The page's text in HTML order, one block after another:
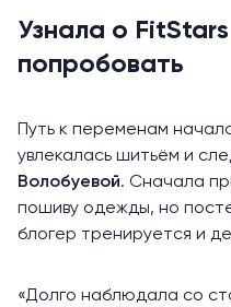
Узнала о
попробовать
Путь к переменам
увлекалась шитьём и
Волобуевой. Сначала
пошиву одежды, но
блогер тренируется и
«Долго наблюдала со